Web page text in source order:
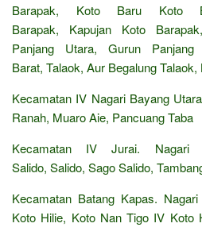
Barapak, Koto Baru Koto
Barapak, Kapujan Koto
Panjang Utara, Gurun
Barat, Talaok, Aur Begalung Talaok,
Kecamatan IV Nagari Bayang
Ranah, Muaro Aie, Pancuang Taba
Kecamatan IV Jurai. Nagari
Salido, Salido, Sago Salido,
Kecamatan Batang Kapas.
Koto Hilie, Koto Nan Tigo IV Koto